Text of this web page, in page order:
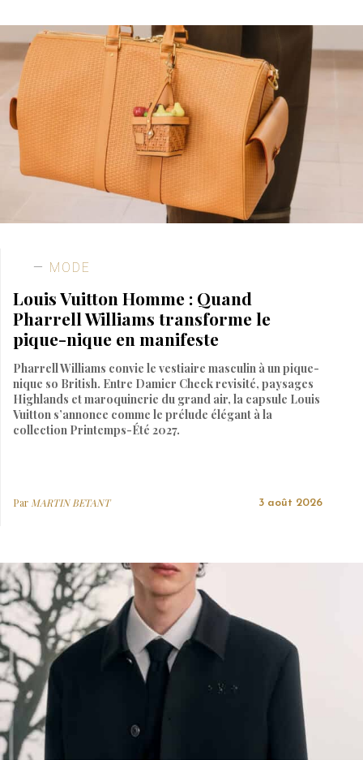
MODE
Louis Vuitton Homme : Quand
Pharrell Williams transforme le
pique-nique en manifeste
Pharrell Williams convie le vestiaire masculin à un pique-
nique so British. Entre Damier Check revisité, paysages
Highlands et maroquinerie du grand air, la capsule Louis
Vuitton s’annonce comme le prélude élégant à la
collection Printemps-Été 2027.
Par MARTIN BETANT 3 août 2026